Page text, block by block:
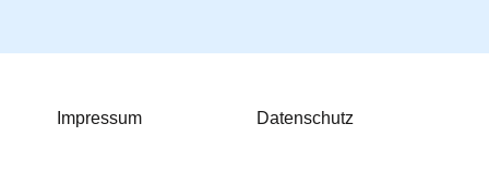
Impressum Datenschutz